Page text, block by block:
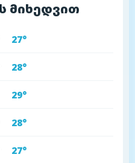
მიხედვით
27°
28°
29°
28°
27°